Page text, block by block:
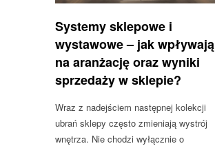
Systemy sklepowe i
wystawowe – jak wpływają
na aranżację oraz wyniki
sprzedaży w sklepie?
Wraz z nadejściem następnej kolekcji
ubrań sklepy często zmieniają wystrój
wnętrza. Nie chodzi wyłącznie o